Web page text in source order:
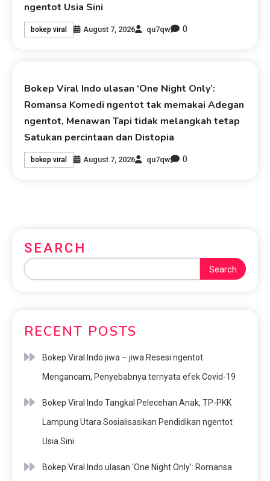
ngentot Usia Sini
bokep viral August 7, 2026 qu7qw 0
Bokep Viral Indo ulasan ‘One Night Only’:
Romansa Komedi ngentot tak memakai Adegan
ngentot, Menawan Tapi tidak melangkah tetap
Satukan percintaan dan Distopia
bokep viral August 7, 2026 qu7qw 0
SEARCH
Search
RECENT POSTS
Bokep Viral Indo jiwa – jiwa Resesi ngentot
Mengancam, Penyebabnya ternyata efek Covid-19
Bokep Viral Indo Tangkal Pelecehan Anak, TP-PKK
Lampung Utara Sosialisasikan Pendidikan ngentot
Usia Sini
Bokep Viral Indo ulasan ‘One Night Only’: Romansa